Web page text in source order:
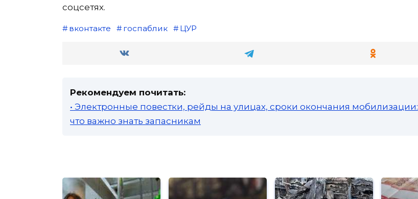
соцсетях.
вконтакте госпаблик ЦУР
Рекомендуем почитать:
• Электронные повестки, рейды на улицах, сроки окончания мобилизации:
что важно знать запасникам